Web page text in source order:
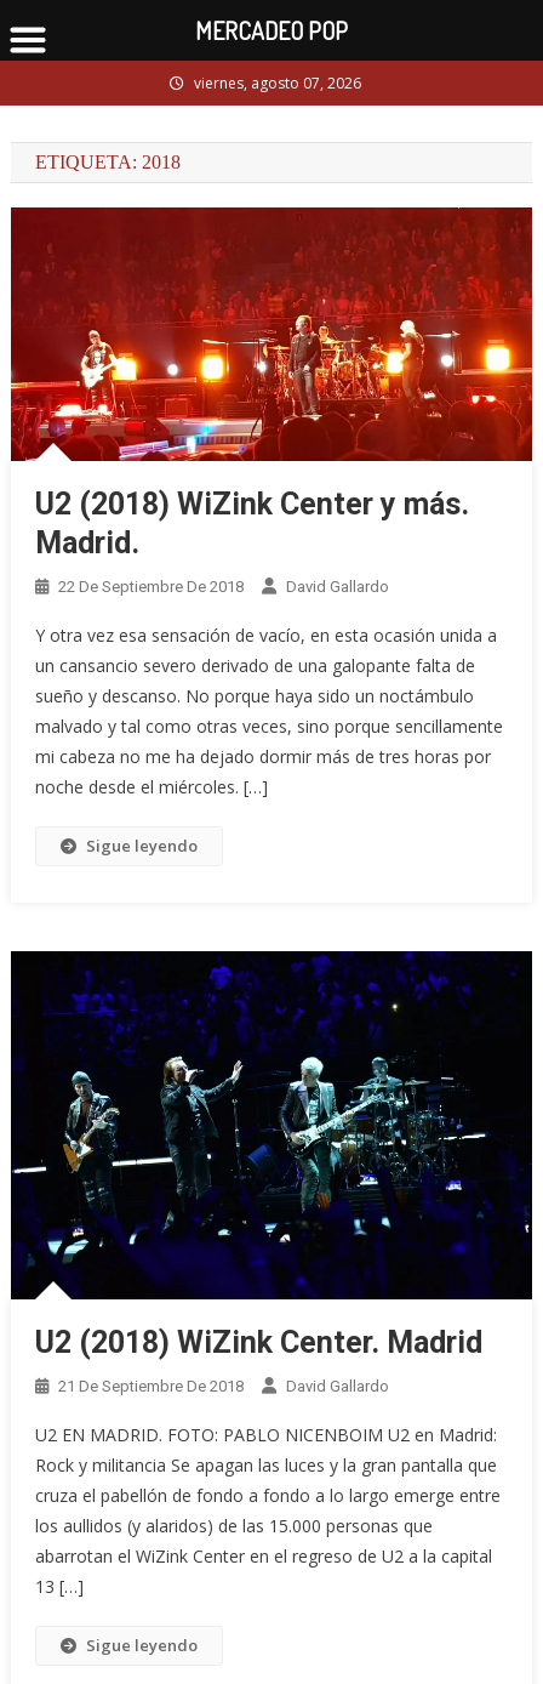
to
viernes, agosto 07, 2026
ETIQUETA: 2018
U2 (2018) WiZink Center y más.
Madrid.
22 De Septiembre De 2018 David Gallardo
Y otra vez esa sensación de vacío, en esta ocasión unida a
un cansancio severo derivado de una galopante falta de
sueño y descanso. No porque haya sido un noctámbulo
malvado y tal como otras veces, sino porque sencillamente
mi cabeza no me ha dejado dormir más de tres horas por
noche desde el miércoles. […]
Sigue leyendo
U2 (2018) WiZink Center. Madrid
21 De Septiembre De 2018 David Gallardo
U2 EN MADRID. FOTO: PABLO NICENBOIM U2 en Madrid:
Rock y militancia Se apagan las luces y la gran pantalla que
cruza el pabellón de fondo a fondo a lo largo emerge entre
los aullidos (y alaridos) de las 15.000 personas que
abarrotan el WiZink Center en el regreso de U2 a la capital
13 […]
Sigue leyendo
MERCADEO POP